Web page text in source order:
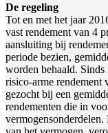
De regeling
Tot en met het jaar
vast rendement van 4
aansluiting bij
periode bezien,
worden behaald.
risico-arme rendement
gezocht bij een
rendementen die in